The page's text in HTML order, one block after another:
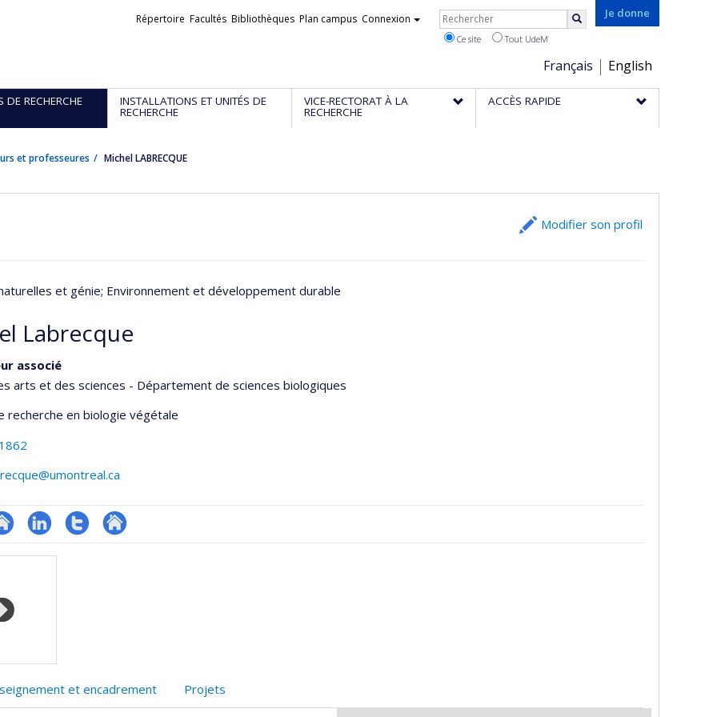
Je donne
Choix
de
la
Français English
Liens
Répertoire Facultés Bibliothèques Plan campus Connexion Rechercher
Ce site Tout UdeM
DE RECHERCHE INSTALLATIONS ET UNITÉS DE
RECHERCHE
VICE-RECTORAT À LA
RECHERCHE
ACCÈS RAPIDE
et professeures Michel LABRECQUE
Modifier son profil
et génie; Environnement et développement durable
Labrecque
associé
arts et des sciences - Département de sciences biologiques
recherche en biologie végétale
LinkedInCompteAutre
et encadrement Projets